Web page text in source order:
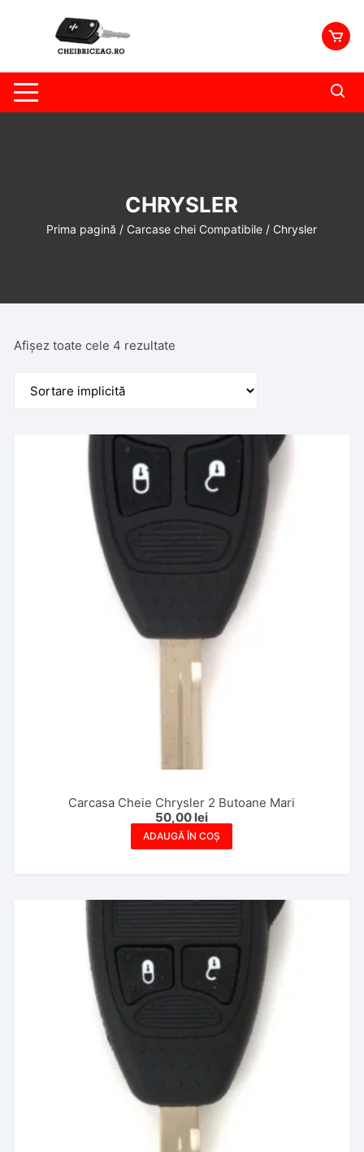
CHRYSLER
Prima pagină / Carcase chei Compatibile / Chrysler
Afișez toate cele 4 rezultate
Carcasa Cheie Chrysler 2 Butoane Mari
50,00 lei
ADAUGĂ ÎN COȘ